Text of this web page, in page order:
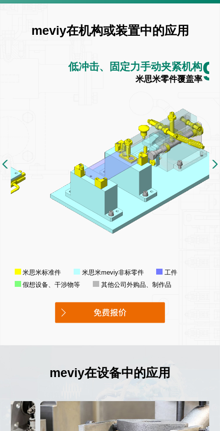
meviy在机构或装置中的应用
92%
低冲击、固定力手动夹紧机构
米思米零件覆盖率
米思米标准件 米思米meviy非标零件
工件
假想设备、干涉物等
其他公司外购品、制作品
meviy在设备中的应用